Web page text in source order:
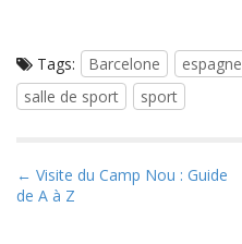
Tags: Barcelone espagne
salle de sport
sport
P
o
← Visite du Camp Nou : Guide
de A à Z